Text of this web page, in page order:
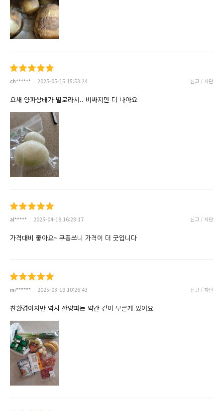
ch****** 2025-05-15 15:53:24 신고 / 차단
요새 양파상태가 별로라서.. 비싸지만 더 나아요
al***** 2025-04-19 16:28:17 신고 / 차단
가격대비 좋아요~ 쿠퐁쓰니 가격이 더 굿입니다
mi****** 2025-03-19 10:26:43 신고 / 차단
친환경이지만 역시 깐양파는 약간 겉이 무른게 있어요